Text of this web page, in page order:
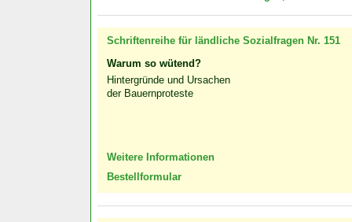
Schriftenreihe für ländliche Sozialfragen Nr. 151
Warum so wütend?
Hintergründe und Ursachen
der Bauernproteste
Weitere Informationen
Bestellformular